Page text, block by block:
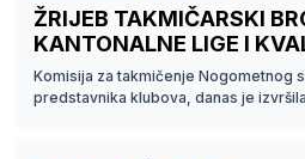
ŽRIJEB TAKMIČARSKI
KANTONALNE LIGE I
Komisija za takmičenje Nogometnog
predstavnika klubova, danas je